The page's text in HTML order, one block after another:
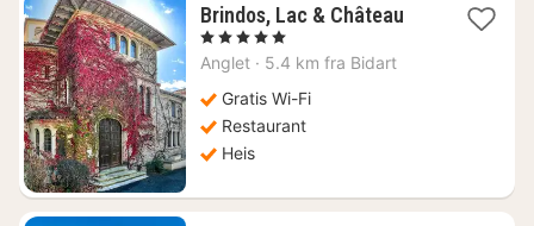
Brindos, Lac & Château1
, 5 Stjerner
Anglet · 5.4 km fra Bidart
Gratis Wi-Fi
Restaurant
Heis